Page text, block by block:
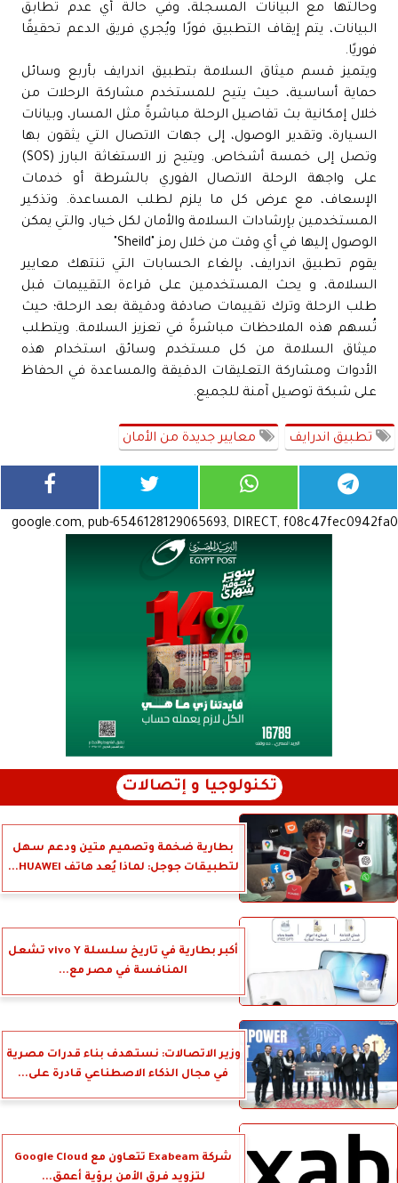
وحالتها مع البيانات المسجلة، وفي حالة أي عدم تطابق
البيانات، يتم إيقاف التطبيق فورًا ويُجري فريق الدعم تحقيقًا
فوريًا.
ويتميز قسم ميثاق السلامة بتطبيق اندرايف بأربع وسائل
حماية أساسية، حيث يتيح للمستخدم مشاركة الرحلات من
خلال إمكانية بث تفاصيل الرحلة مباشرةً مثل المسار، وبيانات
السيارة، وتقدير الوصول، إلى جهات الاتصال التي يثقون بها
وتصل إلى خمسة أشخاص. ويتيح زر الاستغاثة البارز (SOS)
على واجهة الرحلة الاتصال الفوري بالشرطة أو خدمات
الإسعاف، مع عرض كل ما يلزم لطلب المساعدة. وتذكير
المستخدمين بإرشادات السلامة والأمان لكل خيار، والتي يمكن
الوصول إليها في أي وقت من خلال رمز "Sheild"
يقوم تطبيق اندرايف، بإلغاء الحسابات التي تنتهك معايير
السلامة، و يحث المستخدمين على قراءة التقييمات قبل
طلب الرحلة وترك تقييمات صادقة ودقيقة بعد الرحلة؛ حيث
تُسهم هذه الملاحظات مباشرةً في تعزيز السلامة. ويتطلب
ميثاق السلامة من كل مستخدم وسائق استخدام هذه
الأدوات ومشاركة التعليقات الدقيقة والمساعدة في الحفاظ
على شبكة توصيل آمنة للجميع.
تطبيق اندرايف معايير جديدة من الأمان
google.com, pub-6546128129065693, DIRECT, f08c47fec0942fa0
تكنولوجيا و إتصالات
بطارية ضخمة وتصميم متين ودعم سهل
لتطبيقات جوجل: لماذا يُعد هاتف HUAWEI...
أكبر بطارية في تاريخ سلسلة vivo Y تشعل
المنافسة في مصر مع...
وزير الاتصالات: نستهدف بناء قدرات مصرية
في مجال الذكاء الاصطناعي قادرة على...
شركة Exabeam تتعاون مع Google Cloud
لتزويد فرق الأمن برؤية أعمق...